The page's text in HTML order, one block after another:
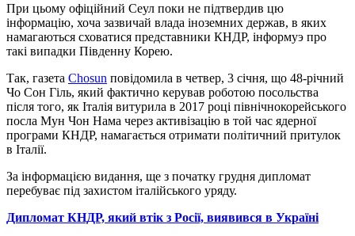
При цьому офіційний Сеул поки не підтвердив цю
інформацію, хоча зазвичай влада іноземних держав, в яких
намагаються сховатися представники КНДР, інформуэ про
такі випадки Південну Корею.
Так, газета Сhosun повідомила в четвер, 3 січня, що 48-річний
Чо Сон Гіль, який фактично керував роботою посольства
після того, як Італія витурила в 2017 році північнокорейського
посла Мун Чон Нама через активізацію в той час ядерної
програми КНДР, намагається отримати політичний притулок
в Італії.
За інформацією видання, ще з початку грудня дипломат
перебуває під захистом італійського уряду.
Дипломат КНДР, який втік з Росії, виявився в Україні